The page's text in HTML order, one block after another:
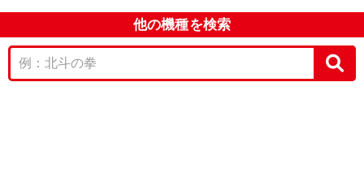
他の機種を検索